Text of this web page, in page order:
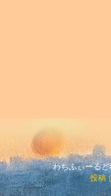
わちふぃーる
投稿